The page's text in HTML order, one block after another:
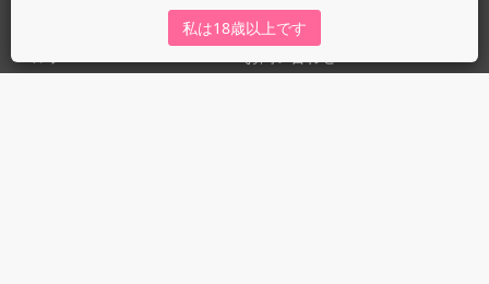
私は18歳以上です
fujossy運営ブログ